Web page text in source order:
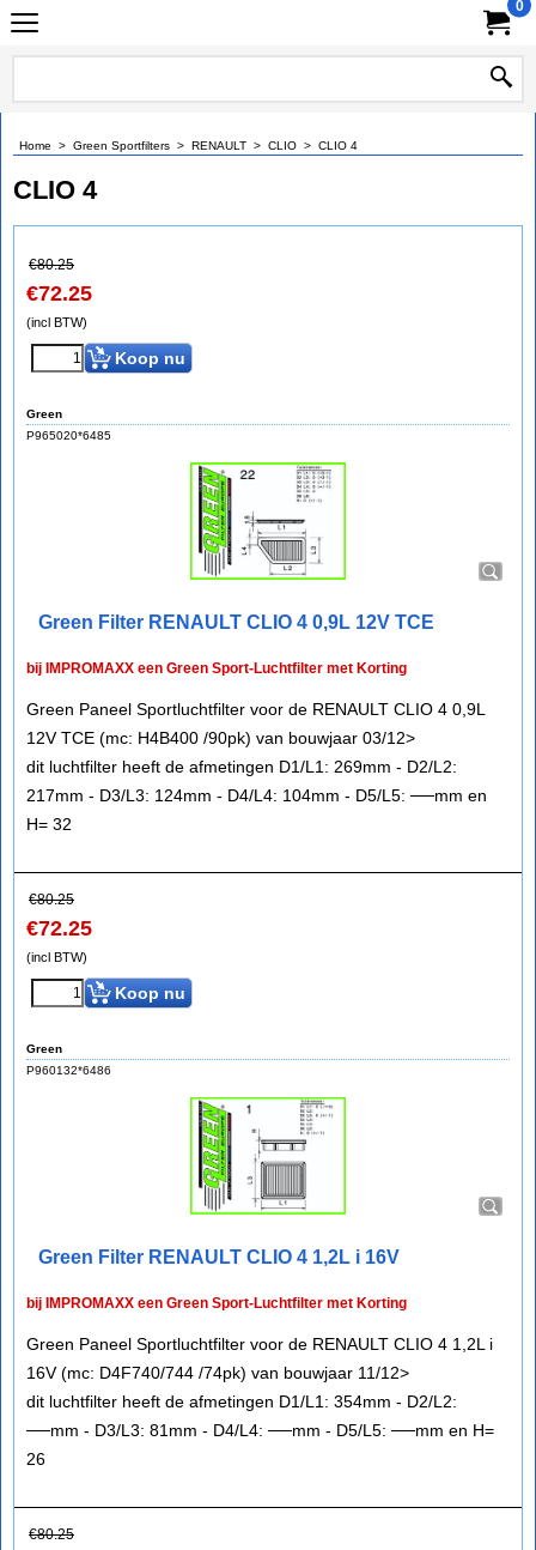
0
Home > Green Sportfilters > RENAULT > CLIO > CLIO 4
CLIO 4
€80.25
€72.25
(incl BTW)
Koop nu
Green
P965020*6485
Green Filter RENAULT CLIO 4 0,9L 12V TCE
bij IMPROMAXX een Green Sport-Luchtfilter met Korting
Green Paneel Sportluchtfilter voor de RENAULT CLIO 4 0,9L
12V TCE (mc: H4B400 /90pk) van bouwjaar 03/12>
dit luchtfilter heeft de afmetingen D1/L1: 269mm - D2/L2:
217mm - D3/L3: 124mm - D4/L4: 104mm - D5/L5: ──mm en
H= 32
€80.25
€72.25
(incl BTW)
Koop nu
Green
P960132*6486
Green Filter RENAULT CLIO 4 1,2L i 16V
bij IMPROMAXX een Green Sport-Luchtfilter met Korting
Green Paneel Sportluchtfilter voor de RENAULT CLIO 4 1,2L i
16V (mc: D4F740/744 /74pk) van bouwjaar 11/12>
dit luchtfilter heeft de afmetingen D1/L1: 354mm - D2/L2:
──mm - D3/L3: 81mm - D4/L4: ──mm - D5/L5: ──mm en H=
26
€80.25